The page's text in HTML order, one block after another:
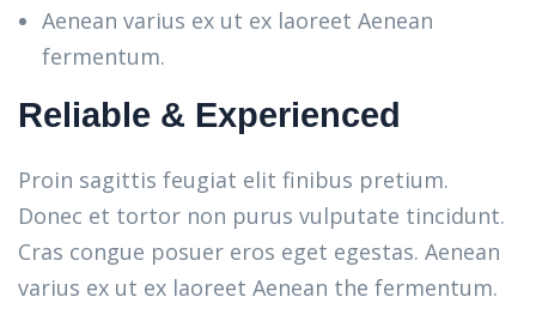
Aenean varius ex ut ex laoreet Aenean
fermentum.
Reliable & Experienced
Proin sagittis feugiat elit finibus pretium.
Donec et tortor non purus vulputate tincidunt.
Cras congue posuer eros eget egestas. Aenean
varius ex ut ex laoreet Aenean the fermentum.